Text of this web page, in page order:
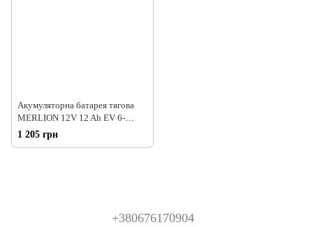
Акумуляторна батарея тягова
MERLION 12V 12 Ah EV 6-
1 205 грн
+380676170904